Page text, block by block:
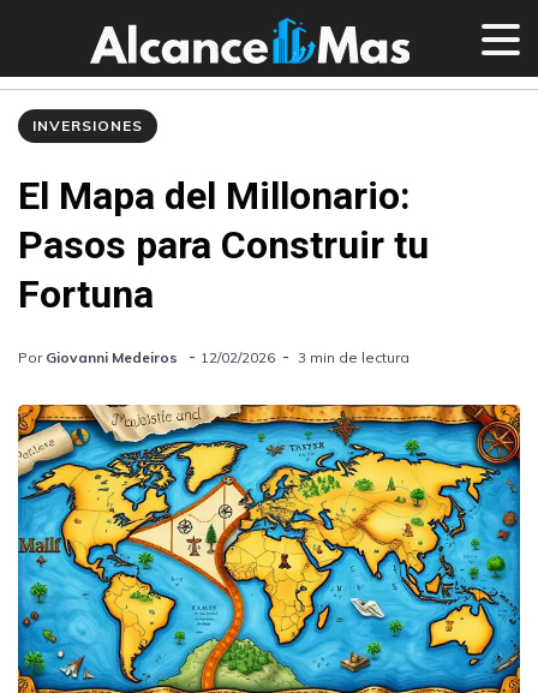
INVERSIONES
El Mapa del Millonario:
Pasos para Construir tu
Fortuna
Por Giovanni Medeiros 12/02/2026 3 min de lectura